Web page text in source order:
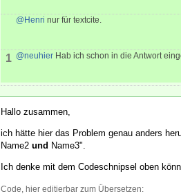
@Henri nur für textcite.
1 @neuhier Hab ich schon in die Antwort
Hallo zusammen,
ich hätte hier das Problem genau anders
Name2 und Name3".
Ich denke mit dem Codeschnipsel oben
Code, hier editierbar zum Übersetzen: